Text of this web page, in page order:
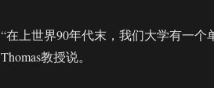
“在上世界90年代末，我们大学有一
Thomas教授说。